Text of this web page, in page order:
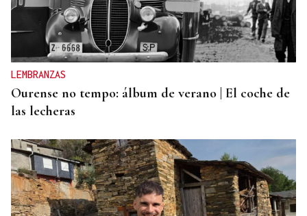
MÁS DEPORTE
La ourensana Anna Soares roza el podio del
Campeonato de España de Ajedrez
LEMBRANZAS
Ourense no tempo: álbum de verano | El coche de
las lecheras